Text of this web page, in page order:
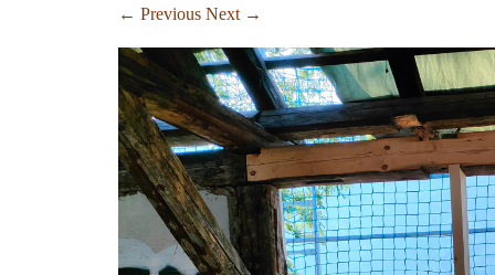
← Previous Next →